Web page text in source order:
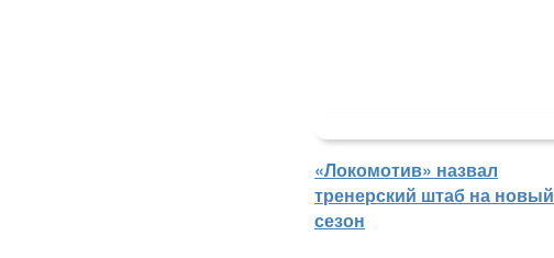
«Локомотив» назвал
тренерский штаб на новый
сезон